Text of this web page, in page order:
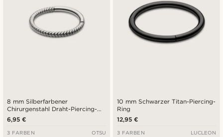
8 mm Silberfarbener
Chirurgenstahl Draht-Piercing-
Ring
6,95 €
3 FARBEN OTSU
10 mm Schwarzer Titan-Piercing-
Ring
12,95 €
3 FARBEN LUCLEON